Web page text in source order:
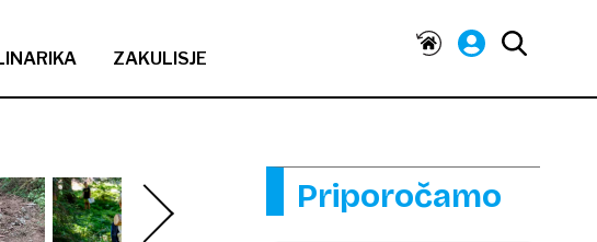
ZAKULISJE
Priporočamo